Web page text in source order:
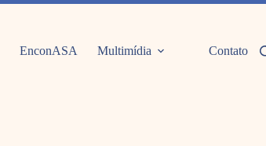
EnconASA Multimídia Contato